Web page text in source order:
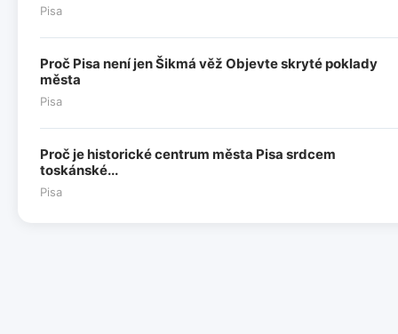
Pisa
Proč Pisa není jen Šikmá věž Objevte skryté poklady
města
Pisa
Proč je historické centrum města Pisa srdcem
toskánské...
Pisa